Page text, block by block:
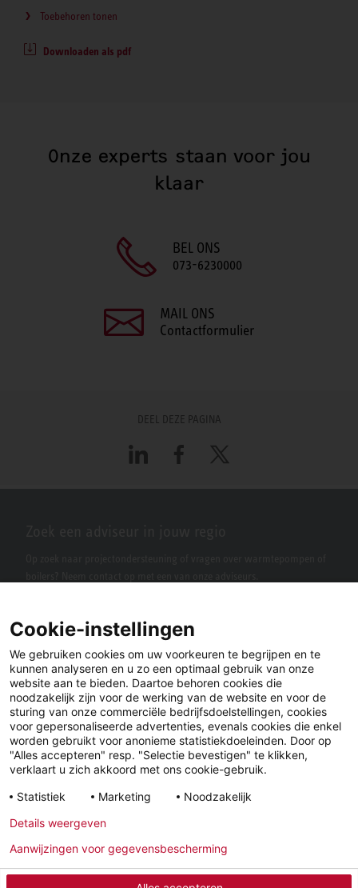
Toebehoren tonen
Downloaden als pdf
Onze experts staan voor jou
klaar
BEL ONS
073-6230000
MAIL ONS
Contactformulier
DEEL DEZE PAGINA
LinkedIn FacebookX
informatie Voorwaarden
LinkedIn Facebook X
YouTube Instagram
Cookie-instellingen
We gebruiken cookies om uw voorkeuren te begrijpen en te
kunnen analyseren en u zo een optimaal gebruik van onze
website aan te bieden. Daartoe behoren cookies die
noodzakelijk zijn voor de werking van de website en voor de
sturing van onze commerciële bedrijfsdoelstellingen, cookies
voor gepersonaliseerde advertenties, evenals cookies die enkel
worden gebruikt voor anonieme statistiekdoeleinden. Door op
"Alles accepteren" resp. "Selectie bevestigen" te klikken,
verklaart u zich akkoord met ons cookie-gebruik.
Statistiek
Marketing Noodzakelijk
Details weergeven
Aanwijzingen voor gegevensbescherming